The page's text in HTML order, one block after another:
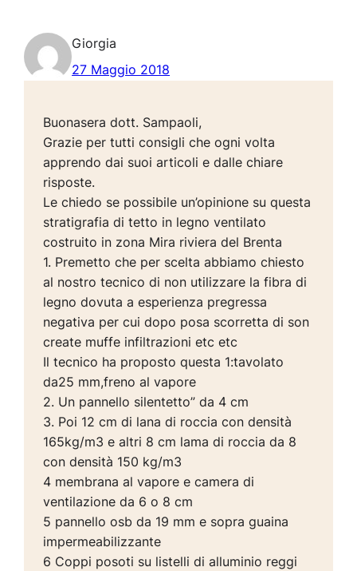
Giorgia
27 Maggio 2018
Buonasera dott. Sampaoli,
Grazie per tutti consigli che ogni volta
apprendo dai suoi articoli e dalle chiare
risposte.
Le chiedo se possibile un’opinione su questa
stratigrafia di tetto in legno ventilato
costruito in zona Mira riviera del Brenta
1. Premetto che per scelta abbiamo chiesto
al nostro tecnico di non utilizzare la fibra di
legno dovuta a esperienza pregressa
negativa per cui dopo posa scorretta di son
create muffe infiltrazioni etc etc
Il tecnico ha proposto questa 1:tavolato
da25 mm,freno al vapore
2. Un pannello silentetto” da 4 cm
3. Poi 12 cm di lana di roccia con densità
165kg/m3 e altri 8 cm lama di roccia da 8
con densità 150 kg/m3
4 membrana al vapore e camera di
ventilazione da 6 o 8 cm
5 pannello osb da 19 mm e sopra guaina
impermeabilizzante
6 Coppi posoti su listelli di alluminio reggi